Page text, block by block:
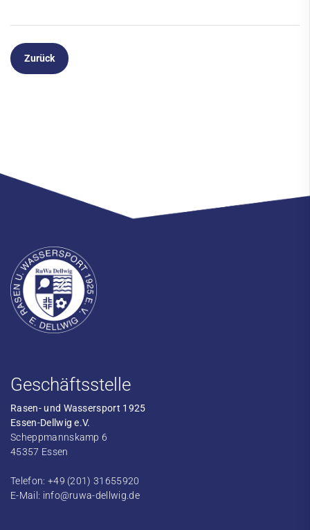
Zurück
Geschäftsstelle
Rasen- und Wassersport 1925
Essen-Dellwig e.V.
Scheppmannskamp 6
45357 Essen
Telefon: +49 (201) 31655920
E-Mail: info@ruwa-dellwig.de